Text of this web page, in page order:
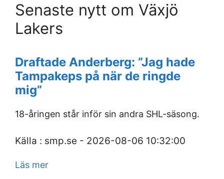
Senaste nytt om Växjö
Lakers
Draftade Anderberg: ”Jag hade
Tampakeps på när de ringde
mig”
18-åringen står inför sin andra SHL-säsong.
Källa : smp.se - 2026-08-06 10:32:00
Läs mer